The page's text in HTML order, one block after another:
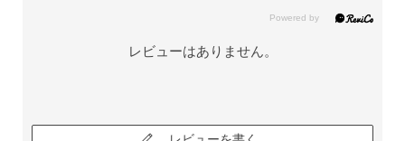
レビューはありません。